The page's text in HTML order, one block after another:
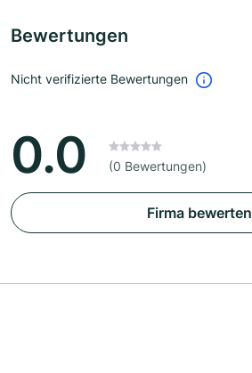
Bewertungen
Nicht verifizierte Bewertungen
0.0 (0 Bewertungen)
Firma bewerten